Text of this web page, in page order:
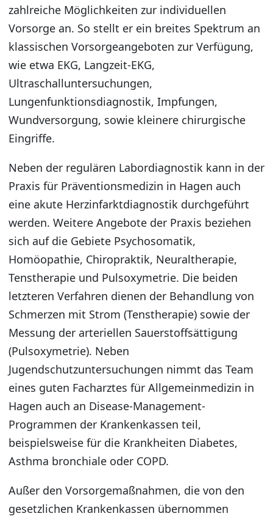
zahlreiche Möglichkeiten zur individuellen
Vorsorge an. So stellt er ein breites Spektrum an
klassischen Vorsorgeangeboten zur Verfügung,
wie etwa EKG, Langzeit-EKG,
Ultraschalluntersuchungen,
Lungenfunktionsdiagnostik, Impfungen,
Wundversorgung, sowie kleinere chirurgische
Eingriffe.
Neben der regulären Labordiagnostik kann in der
Praxis für Präventionsmedizin in Hagen auch
eine akute Herzinfarktdiagnostik durchgeführt
werden. Weitere Angebote der Praxis beziehen
sich auf die Gebiete Psychosomatik,
Homöopathie, Chiropraktik, Neuraltherapie,
Tenstherapie und Pulsoxymetrie. Die beiden
letzteren Verfahren dienen der Behandlung von
Schmerzen mit Strom (Tenstherapie) sowie der
Messung der arteriellen Sauerstoffsättigung
(Pulsoxymetrie). Neben
Jugendschutzuntersuchungen nimmt das Team
eines guten Facharztes für Allgemeinmedizin in
Hagen auch an Disease-Management-
Programmen der Krankenkassen teil,
beispielsweise für die Krankheiten Diabetes,
Asthma bronchiale oder COPD.
Außer den Vorsorgemaßnahmen, die von den
gesetzlichen Krankenkassen übernommen